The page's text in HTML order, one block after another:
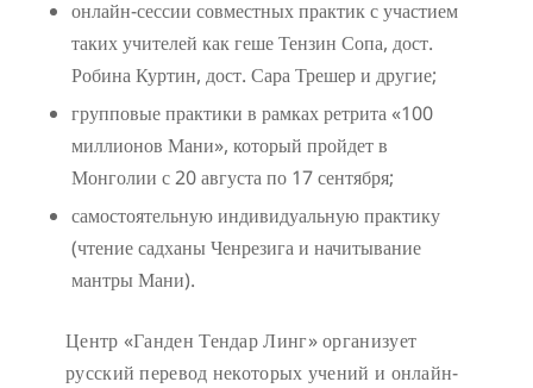
онлайн-сессии совместных практик с участием
таких учителей как геше Тензин Сопа, дост.
Робина Куртин, дост. Сара Трешер и другие;
групповые практики в рамках ретрита «100
миллионов Мани», который пройдет в
Монголии с 20 августа по 17 сентября;
самостоятельную индивидуальную практику
(чтение садханы Ченрезига и начитывание
мантры Мани).
Центр «Ганден Тендар Линг» организует
русский перевод некоторых учений и онлайн-